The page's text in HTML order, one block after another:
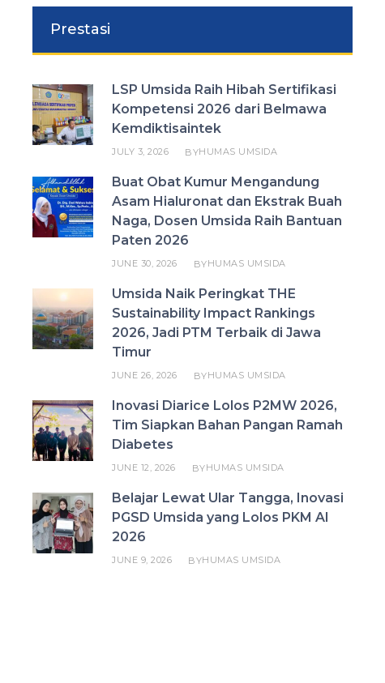
Prestasi
LSP Umsida Raih Hibah Sertifikasi
Kompetensi 2026 dari Belmawa
Kemdiktisaintek
JULY 3, 2026 BYHUMAS UMSIDA
Buat Obat Kumur Mengandung
Asam Hialuronat dan Ekstrak Buah
Naga, Dosen Umsida Raih Bantuan
Paten 2026
JUNE 30, 2026 BYHUMAS UMSIDA
Umsida Naik Peringkat THE
Sustainability Impact Rankings
2026, Jadi PTM Terbaik di Jawa
Timur
JUNE 26, 2026 BYHUMAS UMSIDA
Inovasi Diarice Lolos P2MW 2026,
Tim Siapkan Bahan Pangan Ramah
Diabetes
JUNE 12, 2026 BYHUMAS UMSIDA
Belajar Lewat Ular Tangga, Inovasi
PGSD Umsida yang Lolos PKM AI
2026
JUNE 9, 2026 BYHUMAS UMSIDA